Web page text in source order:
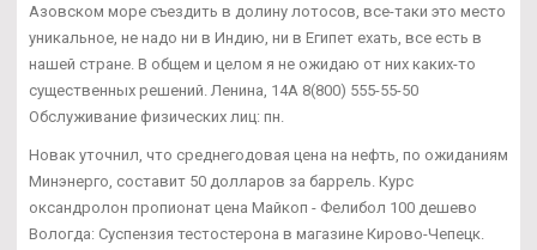
Азовском море съездить в долину лотосов, все-таки это место
уникальное, не надо ни в Индию, ни в Египет ехать, все есть в
нашей стране. В общем и целом я не ожидаю от них каких-то
существенных решений. Ленина, 14А 8(800) 555-55-50
Обслуживание физических лиц: пн.
Новак уточнил, что среднегодовая цена на нефть, по ожиданиям
Минэнерго, составит 50 долларов за баррель. Курс
оксандролон пропионат цена Майкоп - Фелибол 100 дешево
Вологда: Суспензия тестостерона в магазине Кирово-Чепецк.